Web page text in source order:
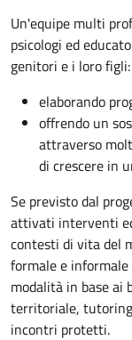
Un'equipe multi
psicologi ed
genitori e i loro figli:
elaborando
offrendo un
attraverso
di crescere in
Se previsto dal
attivati interventi
contesti di vita del
formale e
modalità in base ai
territoriale,
incontri protetti.